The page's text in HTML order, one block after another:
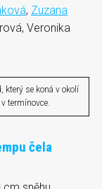
, Zuzana
Veronika
který se koná v okolí
termínovce.
čela